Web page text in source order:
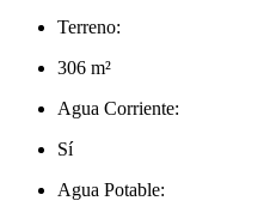
Terreno:
306 m²
Agua Corriente:
Sí
Agua Potable: